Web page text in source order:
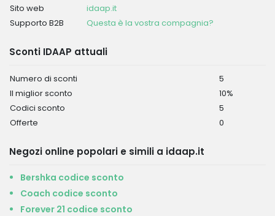
Sito web
idaap.it
Supporto B2B
Questa è la vostra compagnia?
Sconti IDAAP attuali
Numero di sconti
5
Il miglior sconto
10%
Codici sconto
5
Offerte
0
Negozi online popolari e simili a idaap.it
Bershka codice sconto
Coach codice sconto
Forever 21 codice sconto